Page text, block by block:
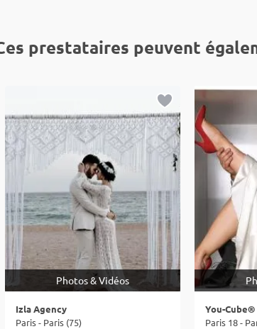
prestataires peuvent
Photos & Vidéos
Izla Agency
Paris - Paris (75)
You-
Paris 18 -